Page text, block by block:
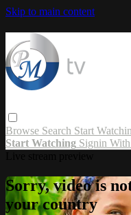
Skip to main content
Browse Search Start
Start Watching Signin
Sorry, video is
your country